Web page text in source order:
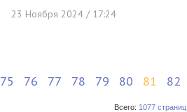
23 Ноября 2024 / 17:24
75 76 77 78 79 80 81 82
Всего: 1077 страниц